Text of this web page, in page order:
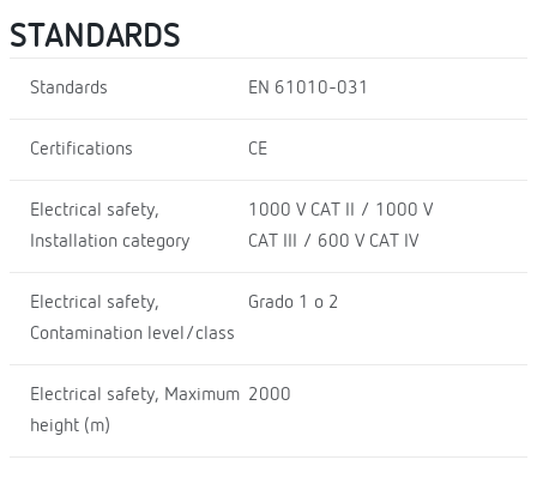
STANDARDS
Standards EN 61010-031
Certifications CE
Electrical safety,
Installation category
1000 V CAT II / 1000 V
CAT III / 600 V CAT IV
Electrical safety,
Contamination level/class
Grado 1 o 2
Electrical safety, Maximum
height (m)
2000